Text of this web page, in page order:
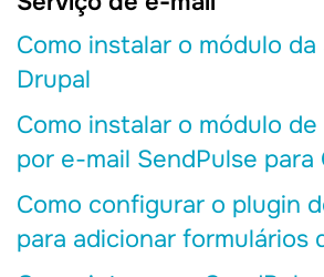
Como instalar o módulo
Drupal
Como instalar o módulo
por e-mail SendPulse
Como configurar o plugin
para adicionar formulários